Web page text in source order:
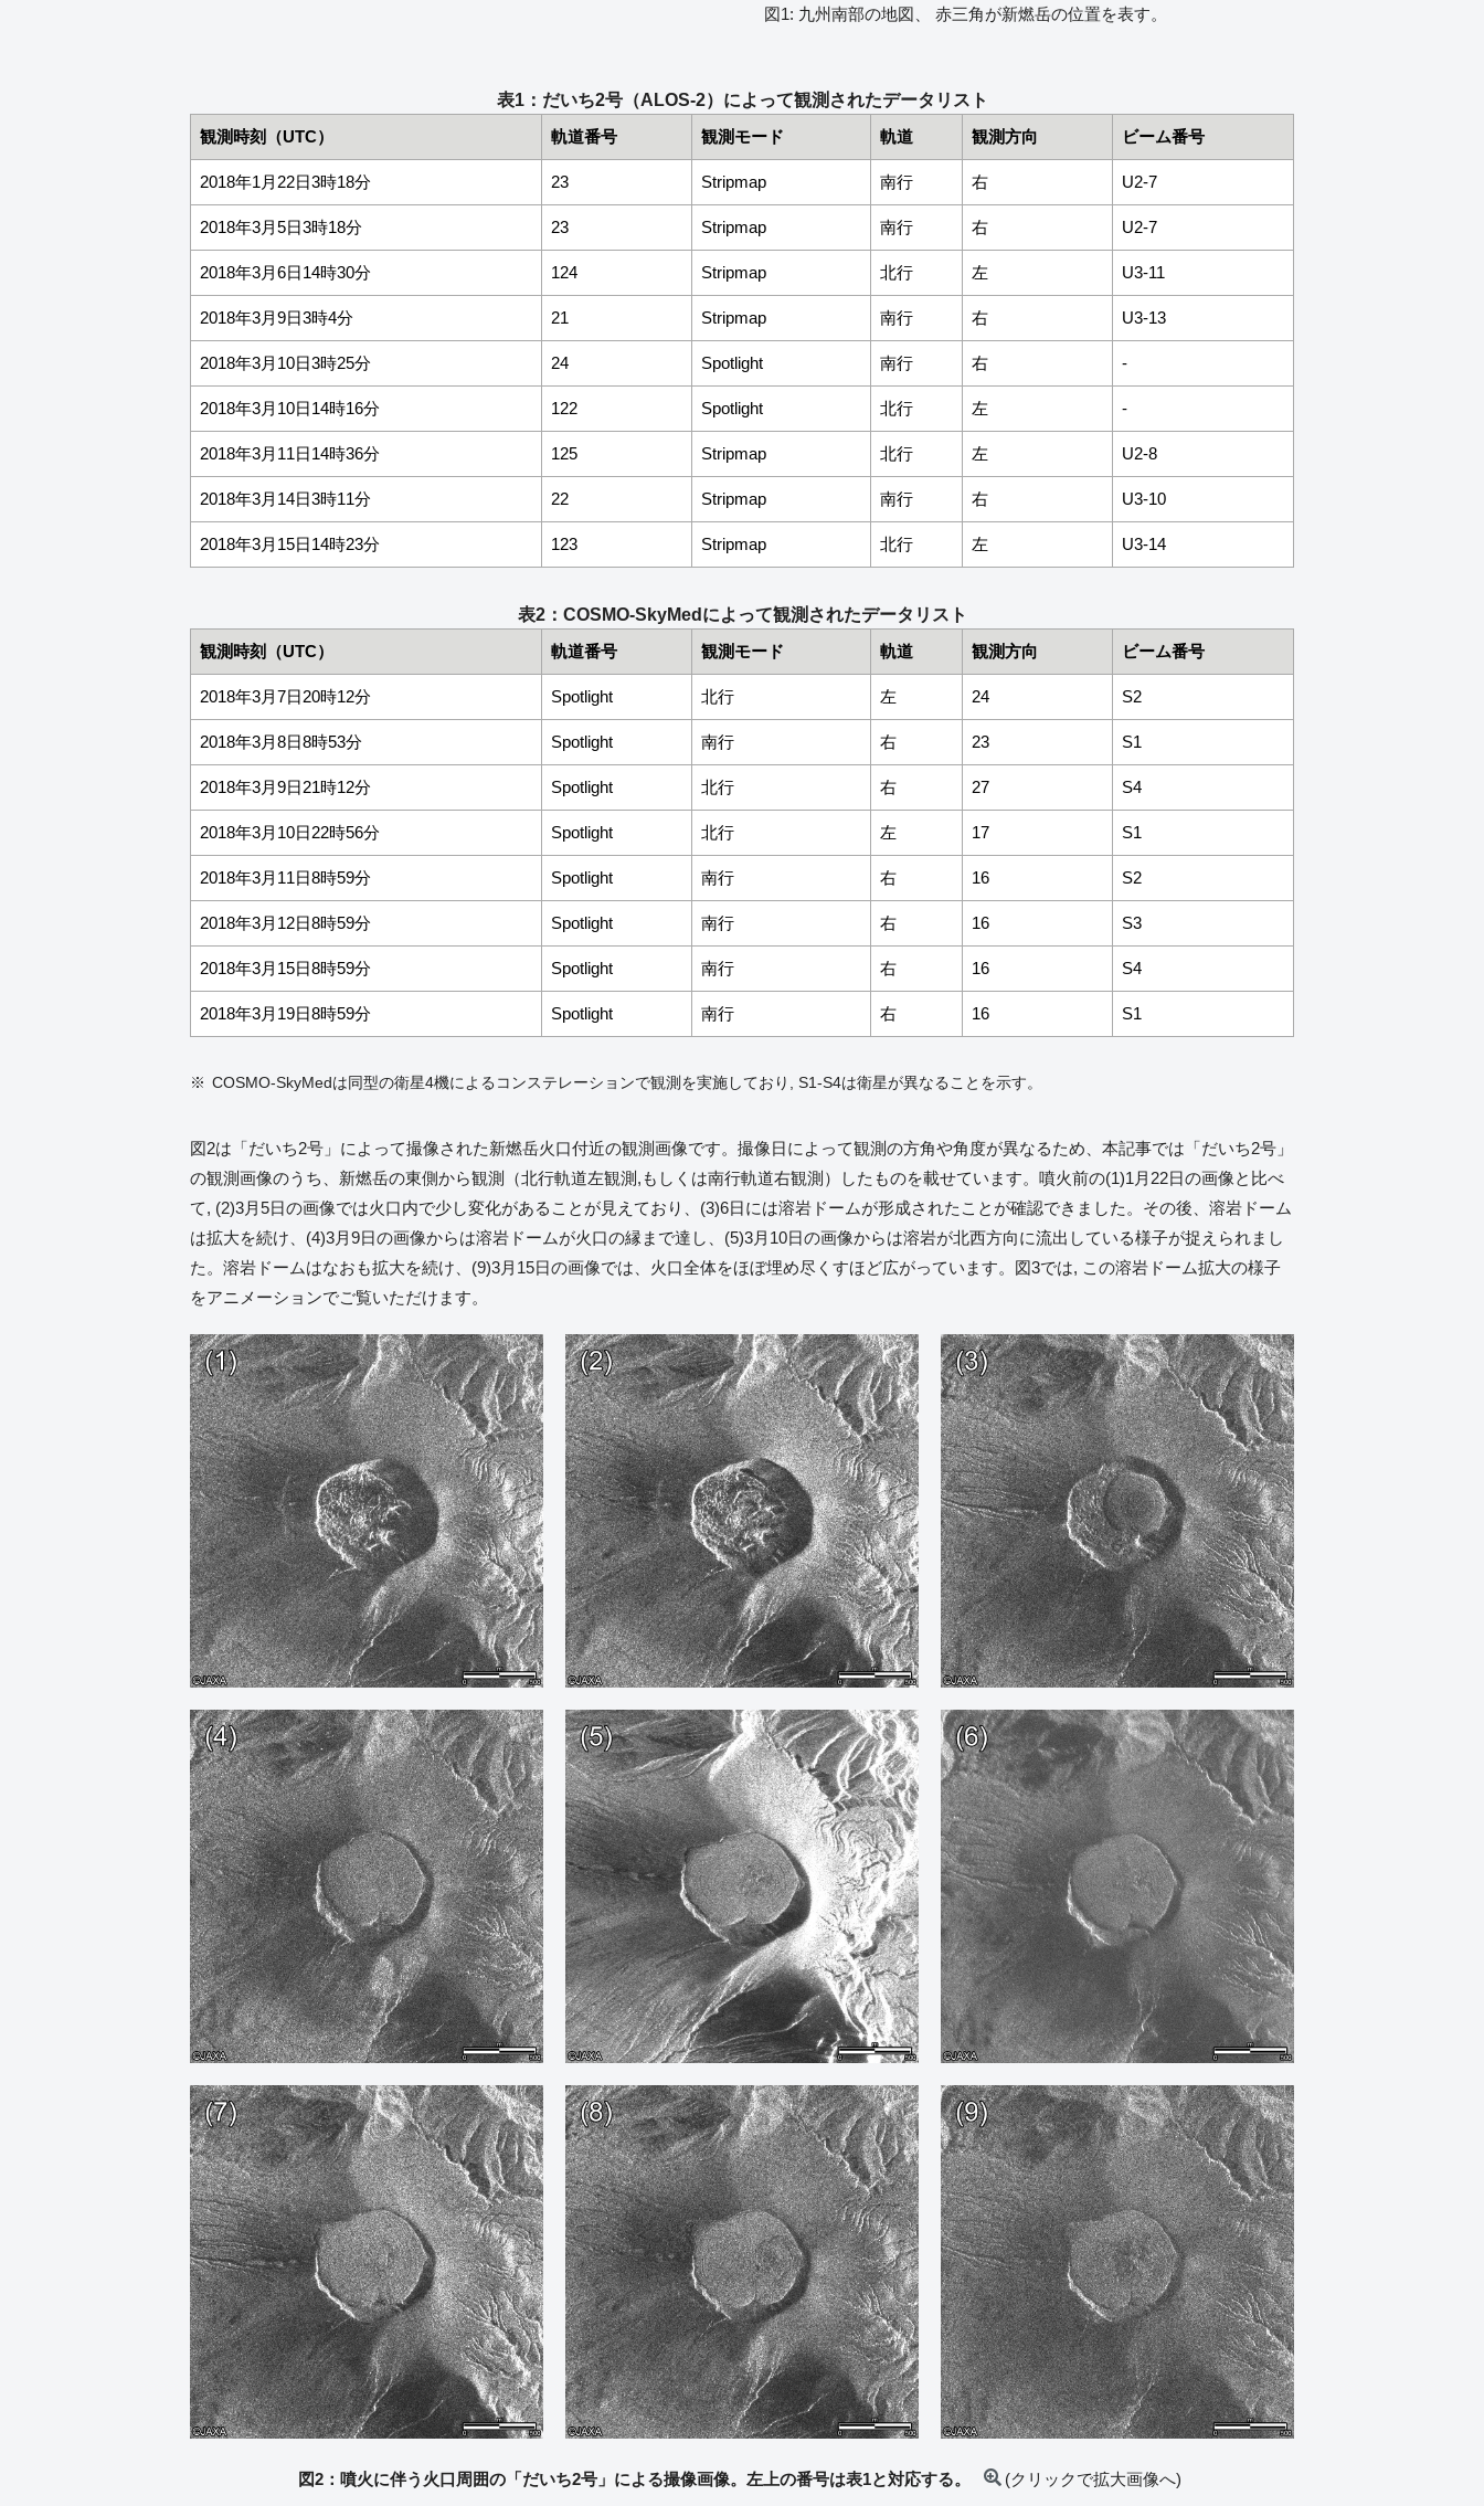
図1: 九州南部の地図、 赤三角が新燃岳の位置を表す。
表1：だいち2号（ALOS-2）によって観測されたデータリスト
観測時刻（UTC）
軌道番号 観測モード 軌道 観測方向 ビーム番号
2018年1月22日3時18分 23 Stripmap 南行 右 U2-7
2018年3月5日3時18分 23 Stripmap 南行 右 U2-7
2018年3月6日14時30分 124 Stripmap 北行 左 U3-11
2018年3月9日3時4分 21 Stripmap 南行 右 U3-13
2018年3月10日3時25分 24 Spotlight 南行 右 -
2018年3月10日14時16分 122 Spotlight 北行 左 -
2018年3月11日14時36分 125 Stripmap 北行 左 U2-8
2018年3月14日3時11分 22 Stripmap 南行 右 U3-10
2018年3月15日14時23分 123 Stripmap 北行 左 U3-14
表2：COSMO-SkyMedによって観測されたデータリスト
観測時刻（UTC）
軌道番号 観測モード 軌道 観測方向 ビーム番号
2018年3月7日20時12分 Spotlight 北行 左 24 S2
2018年3月8日8時53分 Spotlight 南行 右 23 S1
2018年3月9日21時12分 Spotlight 北行 右 27 S4
2018年3月10日22時56分 Spotlight 北行 左 17 S1
2018年3月11日8時59分 Spotlight 南行 右 16 S2
2018年3月12日8時59分 Spotlight 南行 右 16 S3
2018年3月15日8時59分 Spotlight 南行 右 16 S4
2018年3月19日8時59分 Spotlight 南行 右 16 S1
COSMO-SkyMedは同型の衛星4機によるコンステレーションで観測を実施しており, S1-S4は衛星が異なることを示す。
図2は「だいち2号」によって撮像された新燃岳火口付近の観測画像です。撮像日によって観測の方角や角度が異なるため、本記事では「だいち2号」
の観測画像のうち、新燃岳の東側から観測（北行軌道左観測,もしくは南行軌道右観測）したものを載せています。噴火前の(1)1月22日の画像と比べ
て, (2)3月5日の画像では火口内で少し変化があることが見えており、(3)6日には溶岩ドームが形成されたことが確認できました。その後、溶岩ドーム
は拡大を続け、(4)3月9日の画像からは溶岩ドームが火口の縁まで達し、(5)3月10日の画像からは溶岩が北西方向に流出している様子が捉えられまし
た。溶岩ドームはなおも拡大を続け、(9)3月15日の画像では、火口全体をほぼ埋め尽くすほど広がっています。図3では, この溶岩ドーム拡大の様子
をアニメーションでご覧いただけます。
図2：噴火に伴う火口周囲の「だいち2号」による撮像画像。左上の番号は表1と対応する。 (クリックで拡大画像へ)